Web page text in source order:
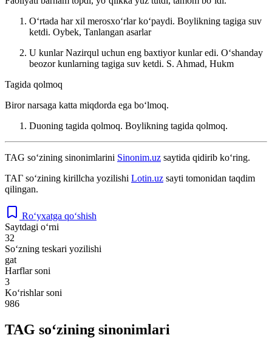
Oʻrtada har xil merosxoʻrlar koʻpaydi. Boylikning tagiga suv
ketdi. Oybek, Tanlangan asarlar
U kunlar Nazirqul uchun eng baxtiyor kunlar edi. Oʻshanday
beozor kunlarning tagiga suv ketdi. S. Ahmad, Hukm
Tagida qolmoq
Biror narsaga katta miqdorda ega boʻlmoq.
Duoning tagida qolmoq. Boylikning tagida qolmoq.
TAG so‘zining sinonimlarini Sinonim.uz saytida qidirib ko‘ring.
ТАГ so‘zining kirillcha yozilishi Lotin.uz sayti tomonidan taqdim
qilingan.
Ro‘yxatga qo‘shish
Saytdagi o‘rni
32
So‘zning teskari yozilishi
gat
Harflar soni
3
Ko‘rishlar soni
986
TAG so‘zining sinonimlari